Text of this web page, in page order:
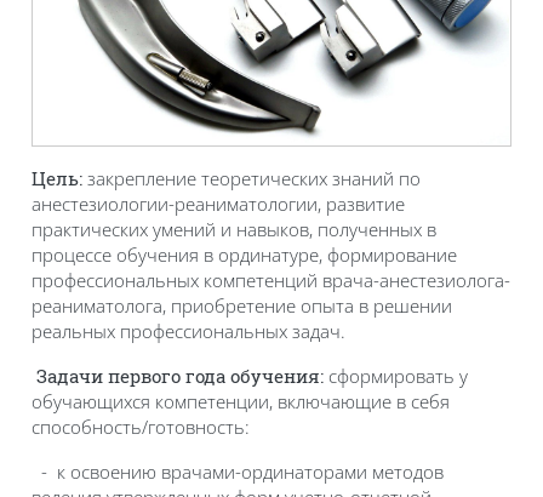
Цель: закрепление теоретических знаний по
анестезиологии-реаниматологии, развитие
практических умений и навыков, полученных в
процессе обучения в ординатуре, формирование
профессиональных компетенций врача-анестезиолога-
реаниматолога, приобретение опыта в решении
реальных профессиональных задач.
Задачи первого года обучения: сформировать у
обучающихся компетенции, включающие в себя
способность/готовность:
- к освоению врачами-ординаторами методов